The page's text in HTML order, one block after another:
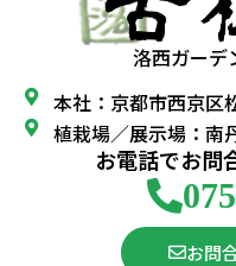
洛西ガーデ
本社：京都市西京区
植栽場／展示場：南
お電話でお問
お問